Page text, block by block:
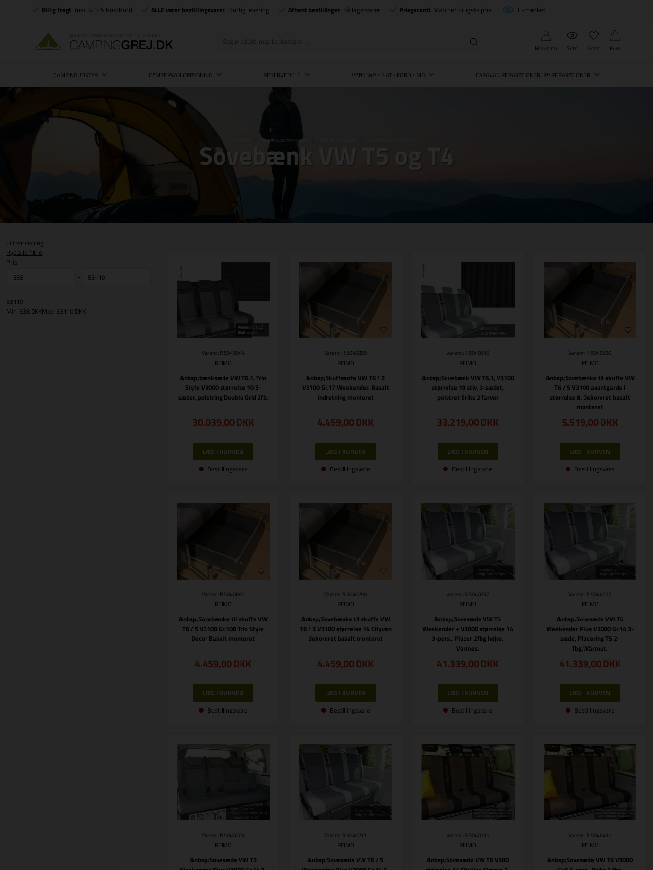
Billig fragt med GLS & PostNord ALLE varer bestillingsvarer Hurtig levering Afhent bestillinger på lagervarer Prisgaranti Matcher billigste pris E-mærket
Min konto Sete Gemt Kurv
CAMPINGUDSTYR CAMPERVAN OPBYGNING RESERVEDELE VANS WV / FIAT / FORD / MB CARAVAN REPARATIONER, RV REPARATIONER
CAMPERVAN OPBYGNING
Sovebænk VW T5 og T4
Filtrer visning
Ryd alle filtre
Pris
-
53110
Min: 338 DKKMax: 53110 DKK
Varenr.: R 5040044
REIMO
&nbsp;bænksæde VW T6.1, Trio
Style V3000 størrelse 10 3-
sæder, polstring Double Grid 2fb.
30.039,00DKK
Bestillingsvare
Varenr.: R 5040890
REIMO
&nbsp;Skuffesofa VW T6 / 5
V3100 Gr.17 Weekender. Basalt
indretning monteret
4.459,00DKK
Bestillingsvare
Varenr.: R 5040645
REIMO
&nbsp;Sovebænk VW T6.1, V3100
størrelse 10 stiv, 3-sædet,
polstret Briks 2 farver
33.219,00DKK
Bestillingsvare
Varenr.: R 5040590
REIMO
&nbsp;Sovebænke til skuffe VW
T6 / 5 V3100 avantgarde i
størrelse 8. Dekoreret basalt
monteret
5.519,00DKK
Bestillingsvare
Varenr.: R 5040690
REIMO
&nbsp;Sovebænke til skuffe VW
T6 / 5 V3100 Gr.108 Trio Style
Decor Basalt monteret
4.459,00DKK
Bestillingsvare
Varenr.: R 5040790
REIMO
&nbsp;Sovebænke til skuffe VW
T6 / 5 V3100 størrelse 14 Cityvan
dekoreret basalt monteret
4.459,00DKK
Bestillingsvare
Varenr.: R 5040237
REIMO
&nbsp;Sovesæde VW T5
Weekender + V3000 størrelse 14
3-pers., Placer 2fbg højre.
Varmes.
41.339,00DKK
Bestillingsvare
Varenr.: R 5040227
REIMO
&nbsp;Sovesæde VW T5
Weekender Plus V3000 Gr.14 3-
sæde, Placering T5 2-
fbg.Wärmet.
41.339,00DKK
Bestillingsvare
Varenr.: R 5040209
REIMO
&nbsp;Sovesæde VW T5
Varenr.: R 5040211
REIMO
&nbsp;Sovesæde VW T6 / 5
Varenr.: R 5040131
REIMO
&nbsp;Sovesæde VW T6 V300
Varenr.: R 5040431
REIMO
&nbsp;Sovesæde VW T6 V3000